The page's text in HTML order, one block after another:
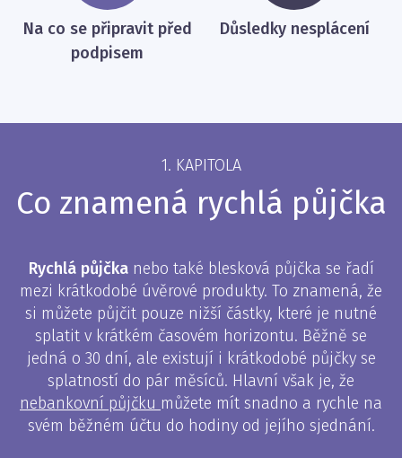
Na co se připravit před
podpisem
Důsledky nesplácení
1. KAPITOLA
Co znamená rychlá půjčka
Rychlá půjčkanebo také blesková půjčka se řadí
mezi krátkodobé úvěrové produkty. To znamená, že
si můžete půjčit pouze nižší částky, které je nutné
splatit v krátkém časovém horizontu. Běžně se
jedná o 30 dní, ale existují i krátkodobé půjčky se
splatností do pár měsíců. Hlavní však je, že
nebankovní půjčku můžete mít snadno a rychle na
svém běžném účtu do hodiny od jejího sjednání.